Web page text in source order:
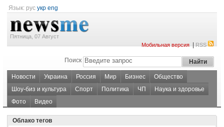
Язык: рус укр eng
Пятница, 07 Август
Мобильная версия|RSS
Поиск
Новости Украина Россия Мир Бизнес
Общество
Шоу-биз и культура
Спорт Политика ЧП
Наука и здоровье
Фото
Видео
Облако тегов